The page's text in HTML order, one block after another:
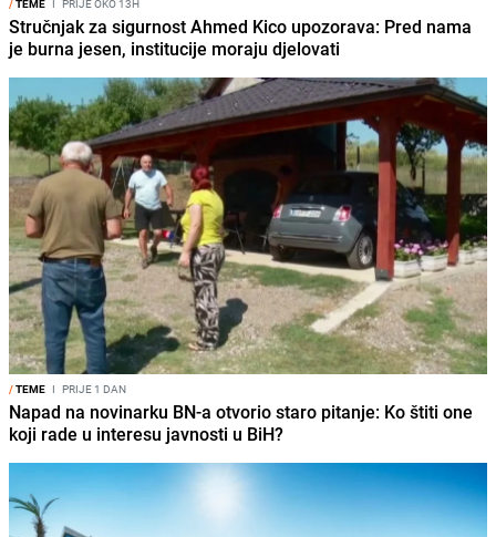
/TEME I PRIJE OKO 13H
Stručnjak za sigurnost Ahmed Kico upozorava: Pred nama
je burna jesen, institucije moraju djelovati
/TEME I PRIJE 1 DAN
Napad na novinarku BN-a otvorio staro pitanje: Ko štiti one
koji rade u interesu javnosti u BiH?